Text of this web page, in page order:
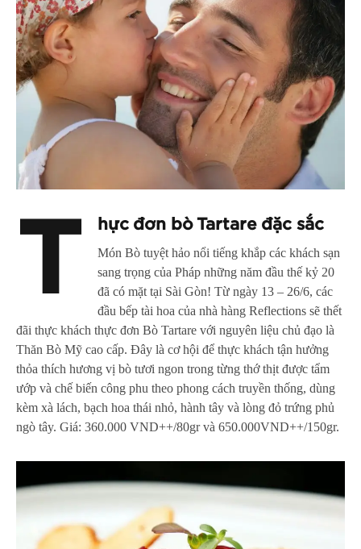
T hực đơn bò Tartare đặc sắc
Món Bò tuyệt hảo nổi tiếng khắp các khách sạn
sang trọng của Pháp những năm đầu thế kỷ 20
đã có mặt tại Sài Gòn! Từ ngày 13 – 26/6, các
đầu bếp tài hoa của nhà hàng Reflections sẽ thết
đãi thực khách thực đơn Bò Tartare với nguyên liệu chủ đạo là
Thăn Bò Mỹ cao cấp. Đây là cơ hội để thực khách tận hưởng
thỏa thích hương vị bò tươi ngon trong từng thớ thịt được tẩm
ướp và chế biến công phu theo phong cách truyền thống, dùng
kèm xà lách, bạch hoa thái nhỏ, hành tây và lòng đỏ trứng phủ
ngò tây. Giá: 360.000 VND++/80gr và 650.000VND++/150gr.